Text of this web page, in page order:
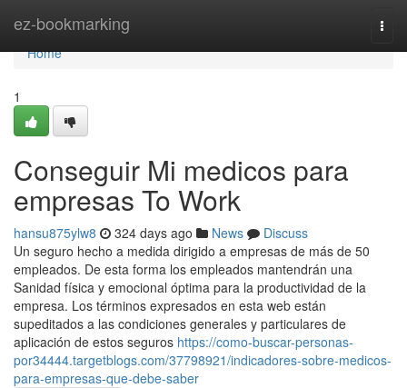
ez-bookmarking
Home
Home
1
Conseguir Mi medicos para
empresas To Work
hansu875ylw8 324 days ago News
Discuss
Un seguro hecho a medida dirigido a empresas de más de 50
empleados. De esta forma los empleados mantendrán una
Sanidad física y emocional óptima para la productividad de la
empresa. Los términos expresados en esta web están
supeditados a las condiciones generales y particulares de
aplicación de estos seguros https://como-buscar-personas-
por34444.targetblogs.com/37798921/indicadores-sobre-medicos-
para-empresas-que-debe-saber